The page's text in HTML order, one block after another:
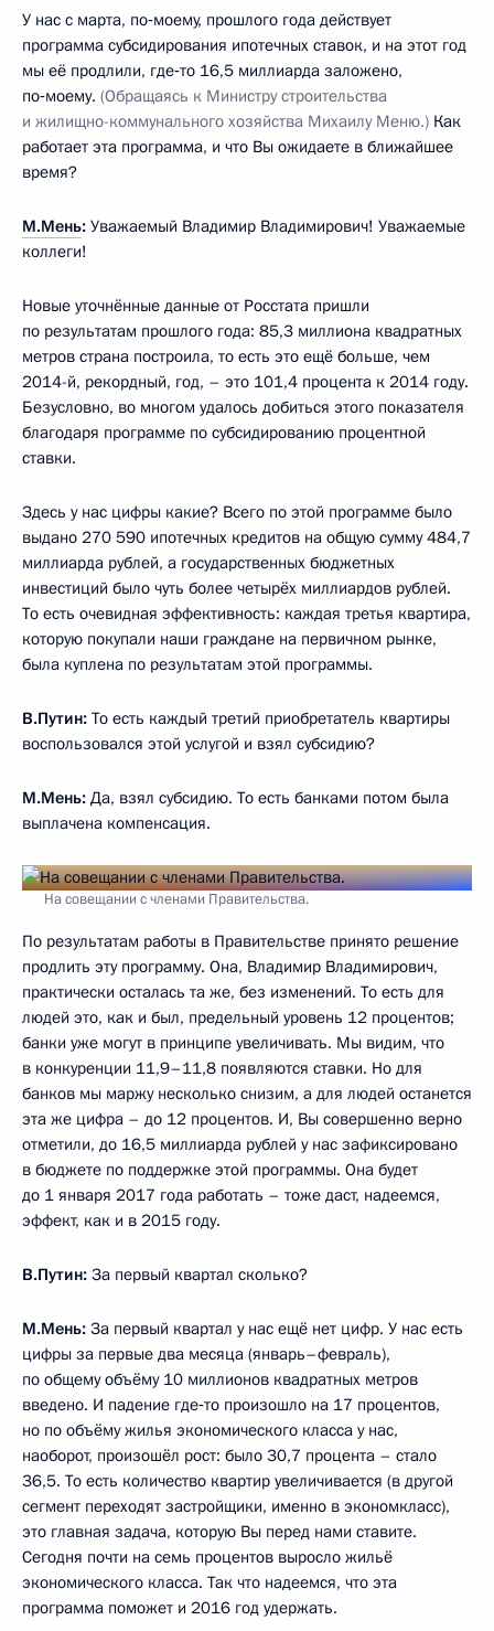
У нас с марта, по‑моему, прошлого года действует
программа субсидирования ипотечных ставок, и на этот год
мы её продлили, где‑то 16,5 миллиарда заложено,
по‑моему. (Обращаясь к Министру строительства
и жилищно-коммунального хозяйства Михаилу Меню.) Как
работает эта программа, и что Вы ожидаете в ближайшее
время?
М.Мень: Уважаемый Владимир Владимирович! Уважаемые
коллеги!
Новые уточнённые данные от Росстата пришли
по результатам прошлого года: 85,3 миллиона квадратных
метров страна построила, то есть это ещё больше, чем
2014-й, рекордный, год, – это 101,4 процента к 2014 году.
Безусловно, во многом удалось добиться этого показателя
благодаря программе по субсидированию процентной
ставки.
Здесь у нас цифры какие? Всего по этой программе было
выдано 270 590 ипотечных кредитов на общую сумму 484,7
миллиарда рублей, а государственных бюджетных
инвестиций было чуть более четырёх миллиардов рублей.
То есть очевидная эффективность: каждая третья квартира,
которую покупали наши граждане на первичном рынке,
была куплена по результатам этой программы.
В.Путин: То есть каждый третий приобретатель квартиры
воспользовался этой услугой и взял субсидию?
М.Мень: Да, взял субсидию. То есть банками потом была
выплачена компенсация.
На совещании с членами Правительства.
По результатам работы в Правительстве принято решение
продлить эту программу. Она, Владимир Владимирович,
практически осталась та же, без изменений. То есть для
людей это, как и был, предельный уровень 12 процентов;
банки уже могут в принципе увеличивать. Мы видим, что
в конкуренции 11,9–11,8 появляются ставки. Но для
банков мы маржу несколько снизим, а для людей останется
эта же цифра – до 12 процентов. И, Вы совершенно верно
отметили, до 16,5 миллиарда рублей у нас зафиксировано
в бюджете по поддержке этой программы. Она будет
до 1 января 2017 года работать – тоже даст, надеемся,
эффект, как и в 2015 году.
В.Путин: За первый квартал сколько?
М.Мень: За первый квартал у нас ещё нет цифр. У нас есть
цифры за первые два месяца (январь–февраль),
по общему объёму 10 миллионов квадратных метров
введено. И падение где‑то произошло на 17 процентов,
но по объёму жилья экономического класса у нас,
наоборот, произошёл рост: было 30,7 процента – стало
36,5. То есть количество квартир увеличивается (в другой
сегмент переходят застройщики, именно в экономкласс),
это главная задача, которую Вы перед нами ставите.
Сегодня почти на семь процентов выросло жильё
экономического класса. Так что надеемся, что эта
программа поможет и 2016 год удержать.